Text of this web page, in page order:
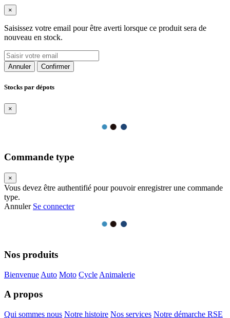
×
Saisissez votre email pour être averti lorsque ce produit sera de
nouveau en stock.
Annuler Confirmer
Stocks par dépots
×
Commande type
×
Vous devez être authentifié pour pouvoir enregistrer une commande
type.
Annuler Se connecter
Nos produits
Bienvenue Auto Moto Cycle Animalerie
A propos
Qui sommes nous Notre histoire Nos services Notre démarche RSE